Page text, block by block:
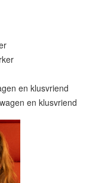
en klusvriend
en klusvriend